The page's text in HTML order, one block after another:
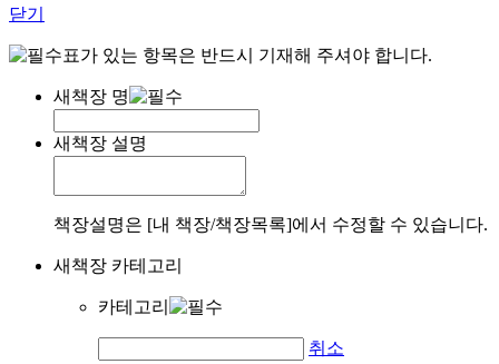
닫기
표가 있는 항목은 반드시 기재해 주셔야 합니다.
새책장 명
새책장 설명
책장설명은 [내 책장/책장목록]에서 수정할 수 있습니다.
새책장 카테고리
카테고리
취소